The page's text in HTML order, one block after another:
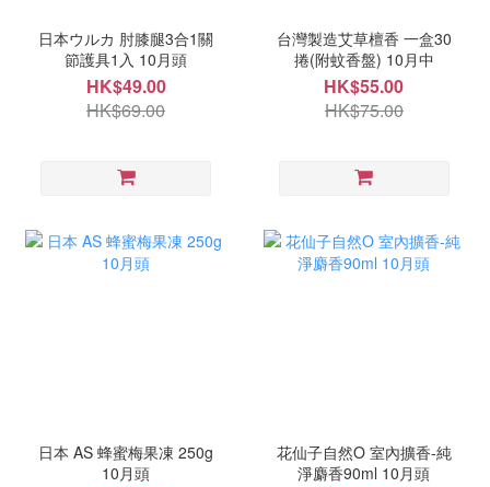
日本ウルカ 肘膝腿3合1關
節護具1入 10月頭
HK$49.00
HK$69.00
台灣製造艾草檀香 一盒30
捲(附蚊香盤) 10月中
HK$55.00
HK$75.00
日本 AS 蜂蜜梅果凍 250g
10月頭
花仙子自然O 室內擴香-純
淨麝香90ml 10月頭